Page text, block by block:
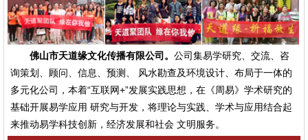
佛山市天道缘文化传播有限公司。 公司集易学研究、交流、咨
询策划、顾问、信息、预测、 风水勘查及环境设计、布局于一体的
多元化公司，本着“互联网+”发展实践思想，在《周易》学术研究的
基础开展易学应用 研究与开发，将理论与实践、学术与应用结合起
来推动易学科技创新，经济发展和社会 文明服务。